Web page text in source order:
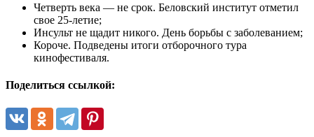
Четверть века — не срок. Беловский институт отметил
свое 25-летие;
Инсульт не щадит никого. День борьбы с заболеванием;
Короче. Подведены итоги отборочного тура
кинофестиваля.
Поделиться ссылкой: